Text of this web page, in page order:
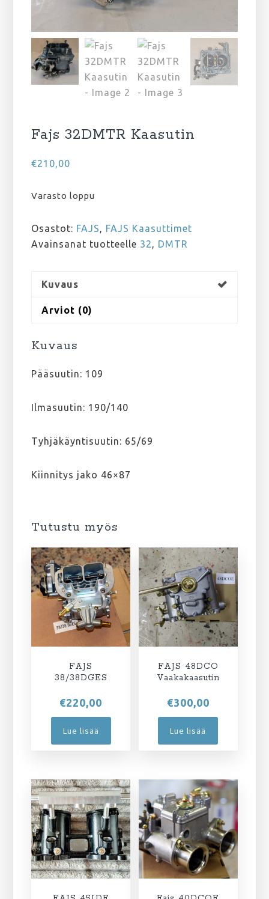
Fajs 32DMTR Kaasutin
€210,00
Varasto loppu
Osastot: FAJS
FAJS Kaasuttimet
Avainsanat tuotteelle 32 DMTR
Kuvaus
Arviot (0)
Kuvaus
Pääsuutin: 109
Ilmasuutin: 190/140
Tyhjäkäyntisuutin: 65/69
Kiinnitys jako 46×87
Tutustu myös
FAJS
38/38DGES
€220,00
Lue lisää
FAJS 48DCO
Vaakakaasutin
€300,00
Lue lisää